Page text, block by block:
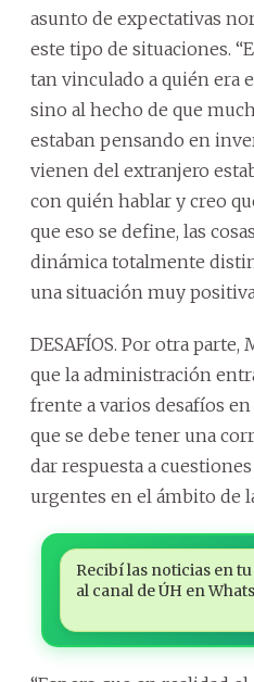
asunto de expectativas
este tipo de situaciones.
tan vinculado a quién era
sino al hecho de que
estaban pensando en
vienen del extranjero
con quién hablar y creo
que eso se define, las
dinámica totalmente
una situación muy
DESAFÍOS. Por otra
que la administración
frente a varios desafíos
que se debe tener una
dar respuesta a
urgentes en el ámbito de
Recibí las noticias en
al canal de ÚH en